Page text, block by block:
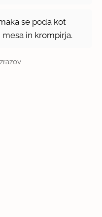
se poda kot
in krompirja.